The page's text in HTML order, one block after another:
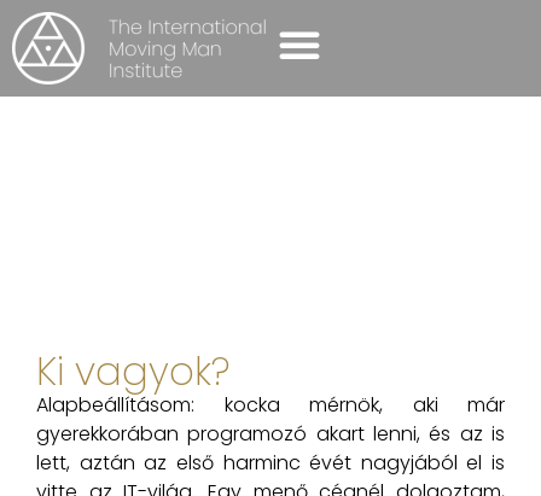
Ki vagyok?
Alapbeállításom: kocka mérnök, aki már
gyerekkorában programozó akart lenni, és az is
lett, aztán az első harminc évét nagyjából el is